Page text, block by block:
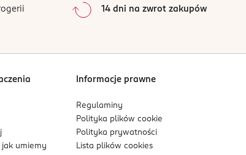
0%
Sortowanie wgdata: od najnowszej
14 dni na zwrot zakupów
jak umiemy
Informacje prawne
Regulaminy
Polityka plikówcookie
Polityka prywatności
Lista plikówcookies